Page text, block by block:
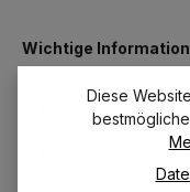
Wichtige
Ideal für
Motive
Bedruckung von
gefalteten Dosen
Diese